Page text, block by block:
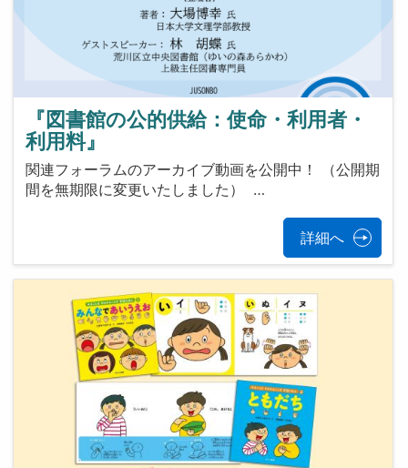
『図書館の公的供給：使命・利用者・
利用料』
関連フォーラムのアーカイブ動画を公開中！ （公開期
間を無期限に変更いたしました） …
詳細へ